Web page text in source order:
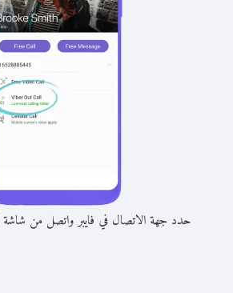
حدد جهة الاتصال في فايبر واتصل من شاشة